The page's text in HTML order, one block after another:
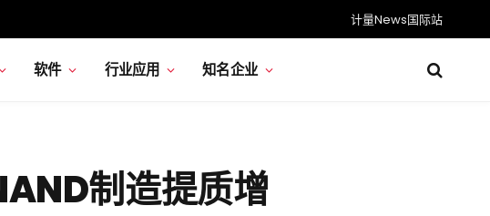
计量News国际站
软件 行业应用 知名企业
制造提质增